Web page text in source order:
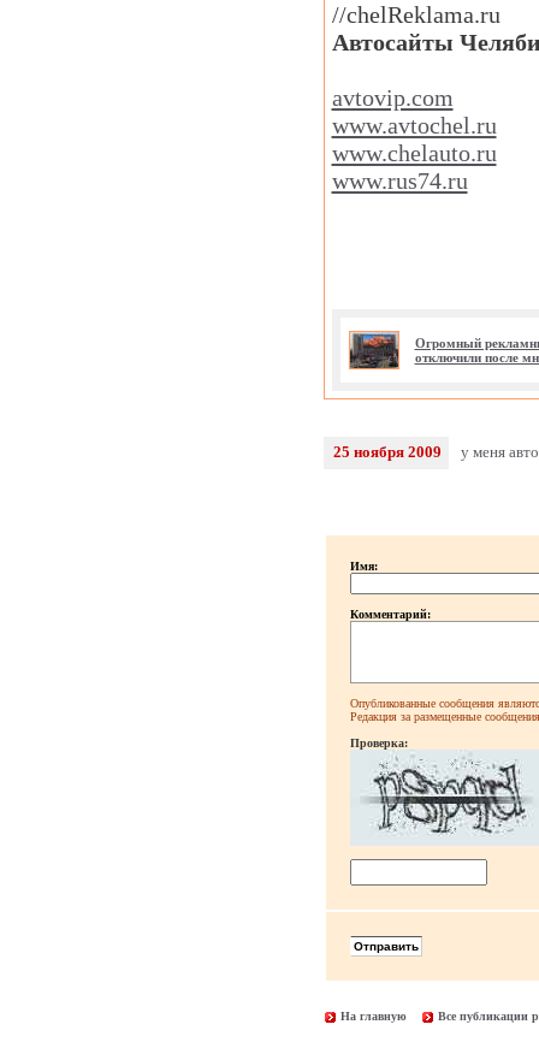
//chelReklama.ru
Автосайты
avtovip.com
www.avtochel.ru
www.chelauto.ru
www.rus74.ru
Огромный
отключили после
25 ноября 2009 у меня
Имя:
Комментарий:
Опубликованные сообщения
Редакция за размещенные сообщения
Проверка:
На главную Все публикации